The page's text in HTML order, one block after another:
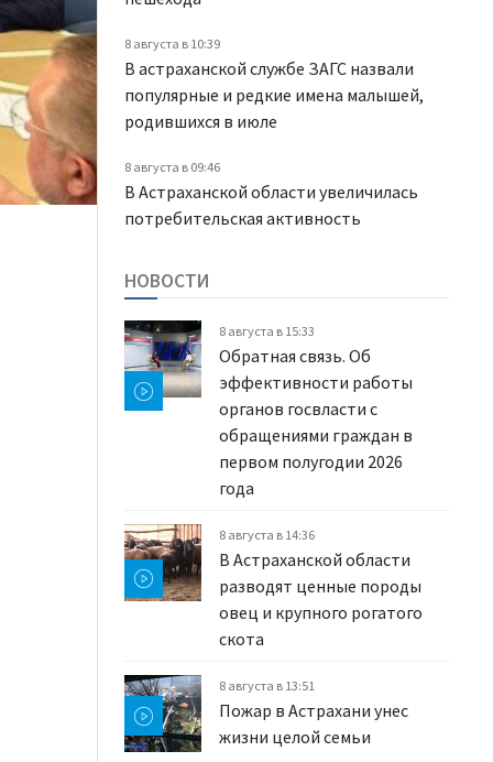
8 августа в 10:39
В астраханской службе ЗАГС назвали
популярные и редкие имена малышей,
родившихся в июле
8 августа в 09:46
В Астраханской области увеличилась
потребительская активность
НОВОСТИ
8 августа в 15:33
Обратная связь. Об
эффективности работы
органов госвласти с
обращениями граждан в
первом полугодии 2026
года
8 августа в 14:36
В Астраханской области
разводят ценные породы
овец и крупного рогатого
скота
8 августа в 13:51
Пожар в Астрахани унес
жизни целой семьи